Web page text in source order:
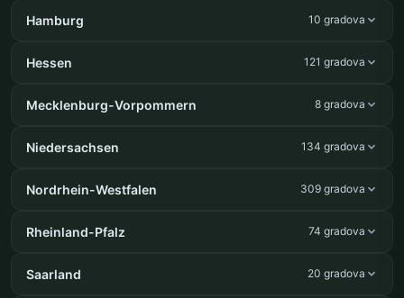
Hamburg 10 gradova
Hessen 121 gradova
Mecklenburg-Vorpommern 8 gradova
Niedersachsen 134 gradova
Nordrhein-Westfalen 309 gradova
Rheinland-Pfalz 74 gradova
Saarland 20 gradova